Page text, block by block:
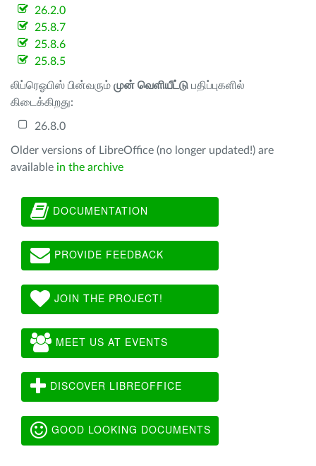
26.2.0
25.8.7
25.8.6
25.8.5
லிப்ரெஓபிஸ் பின்வரும் முன் வெளியீட்டு பதிப்புகளில்
கிடைக்கிறது:
26.8.0
Older versions of LibreOffice (no longer updated!) are
available in the archive
DOCUMENTATION
PROVIDE FEEDBACK
JOIN THE PROJECT!
MEET US AT EVENTS
DISCOVER LIBREOFFICE
GOOD LOOKING DOCUMENTS